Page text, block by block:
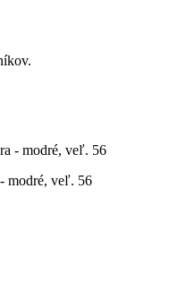
modré, veľ. 56